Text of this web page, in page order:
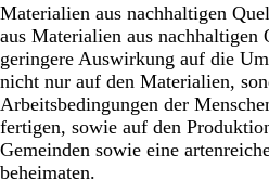
Materialien aus nachhaltigen
aus Materialien aus nachhaltigen
geringere Auswirkung auf die
nicht nur auf den Materialien,
Arbeitsbedingungen der
fertigen, sowie auf den
Gemeinden sowie eine
beheimaten.